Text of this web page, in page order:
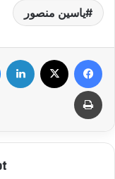
ياسين منصور
فيسبوك
طباعة